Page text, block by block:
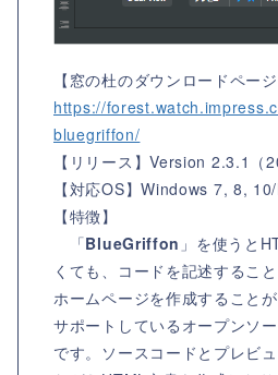
【窓の杜のダウンロードページ
https://
bluegriffon/
【リリース】Version 2.3.1（
【対応OS】Windows 7, 8,
【特徴】
「BlueGriffon 」を使うと
くても、コードを記述するこ
ホームページを作成すること
サポートしているオープンソ
です。ソースコードとプレビ